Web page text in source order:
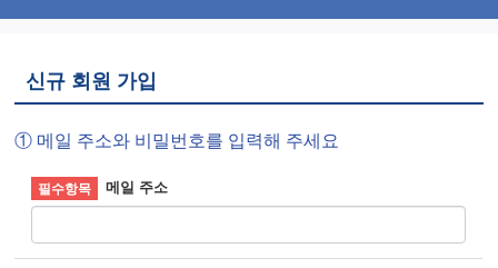
신규 회원 가입
① 메일 주소와 비밀번호를 입력해 주세요
메일 주소